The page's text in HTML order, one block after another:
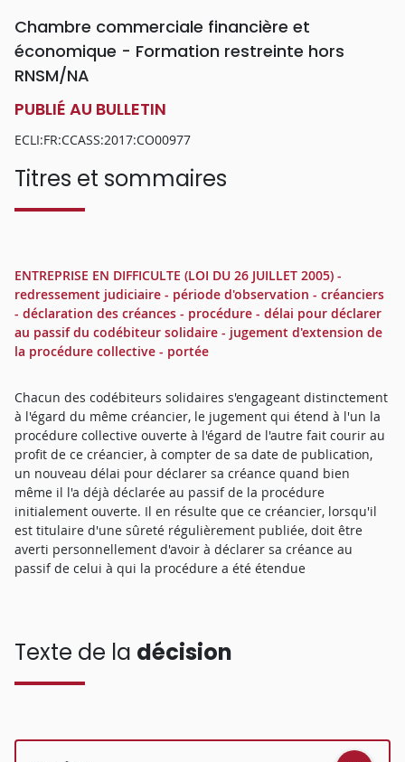
Chambre commerciale financière et
économique - Formation restreinte hors
RNSM/NA
PUBLIÉ AU BULLETIN
ECLI:FR:CCASS:2017:CO00977
Titres et sommaires
ENTREPRISE EN DIFFICULTE (LOI DU 26 JUILLET 2005) -
redressement judiciaire - période d'observation - créanciers
- déclaration des créances - procédure - délai pour déclarer
au passif du codébiteur solidaire - jugement d'extension de
la procédure collective - portée
Chacun des codébiteurs solidaires s'engageant distinctement
à l'égard du même créancier, le jugement qui étend à l'un la
procédure collective ouverte à l'égard de l'autre fait courir au
profit de ce créancier, à compter de sa date de publication,
un nouveau délai pour déclarer sa créance quand bien
même il l'a déjà déclarée au passif de la procédure
initialement ouverte. Il en résulte que ce créancier, lorsqu'il
est titulaire d'une sûreté régulièrement publiée, doit être
averti personnellement d'avoir à déclarer sa créance au
passif de celui à qui la procédure a été étendue
Texte de la décision